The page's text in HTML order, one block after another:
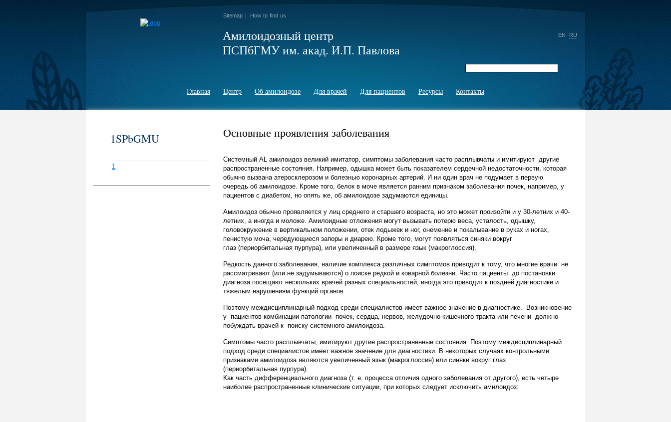
EN RU
Sitemap | How to find us
Амилоидозный центр
ПСПбГМУ им. акад. И.П. Павлова
Главная Центр Об амилоидозе Для врачей Для пациентов Ресурсы Контакты
Основные проявления заболевания
Системный AL амилоидоз великий имитатор, симптомы заболевания часто расплывчаты и имитируют другие
распространенные состояния. Например, одышка может быть показателем сердечной недостаточности, которая
обычно вызвана атеросклерозом и болезнью коронарных артерий. И ни один врач не подумает в первую
очередь об амилоидозе. Кроме того, белок в моче является ранним признаком заболевания почек, например, у
пациентов с диабетом, но опять же, об амилоидозе задумаются единицы.
Амилоидоз обычно проявляется у лиц среднего и старшего возраста, но это может произойти и у 30-летних и 40-
летних, а иногда и моложе. Амилоидные отложения могут вызывать потерю веса, усталость, одышку,
головокружение в вертикальном положении, отек лодыжек и ног, онемение и покалывание в руках и ногах,
пенистую моча, чередующиеся запоры и диарею. Кроме того, могут появляться синяки вокруг
глаз (периорбитальная пурпура), или увеличенный в размере язык (макроглоссия).
Редкость данного заболевания, наличие комплекса различных симптомов приводит к тому, что многие врачи не
рассматривают (или не задумываются) о поиске редкой и коварной болезни. Часто пациенты до постановки
диагноза посещают нескольких врачей разных специальностей, иногда это приводит к поздней диагностике и
тяжелым нарушениям функций органов.
Поэтому междисциплинарный подход среди специалистов имеет важное значение в диагностике. Возникновение
у пациентов комбинации патологии почек, сердца, нервов, желудочно-кишечного тракта или печени должно
побуждать врачей к поиску системного амилоидоза.
Симптомы часто расплывчаты, имитируют другие распространенные состояния. Поэтому междисциплинарный
подход среди специалистов имеет важное значение для диагностики. В некоторых случаях контрольными
признаками амилоидоза являются увеличенный язык (макроглоссия) или синяки вокруг глаз
(периорбитальная пурпура).
Как часть дифференциального диагноза (т. е. процесса отличия одного заболевания от другого), есть четыре
наиболее распространенные клинические ситуации, при которых следует исключить амилоидоз:
1SPbGMU
1